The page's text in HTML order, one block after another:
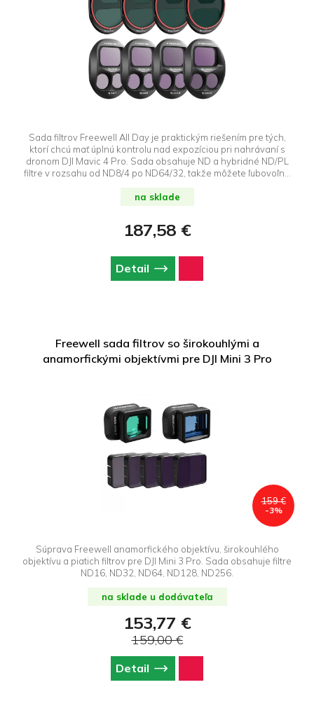
Sada filtrov Freewell All Day je praktickým riešením pre tých,
ktorí chcú mať úplnú kontrolu nad expozíciou pri nahrávaní s
dronom DJI Mavic 4 Pro. Sada obsahuje ND a hybridné ND/PL
filtre v rozsahu od ND8/4 po ND64/32, takže môžete ľubovoľne
podmienkam - od jasného slnka až po zamračenú oblohu.
na sklade
187,58 €
Detail
Freewell sada filtrov so širokouhlými a
anamorfickými objektívmi pre DJI Mini 3 Pro
159 €
-3%
Súprava Freewell anamorfického objektívu, širokouhlého
objektívu a piatich filtrov pre DJI Mini 3 Pro. Sada obsahuje filtre
ND16, ND32, ND64, ND128, ND256.
na sklade u dodávateľa
153,77 €
159,00 €
Detail